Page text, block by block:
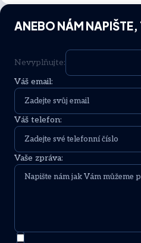
ANEBO NÁM NAPIŠTE,
Nevyplňujte:
Váš email:
Váš telefon:
Vaše zpráva: